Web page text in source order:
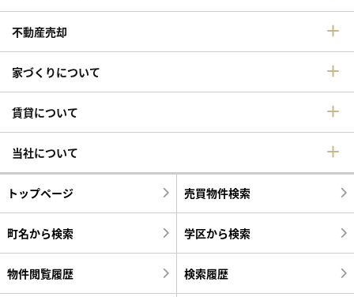
不動産売却
家づくりについて
賃貸について
当社について
トップページ 売買物件検索
町名から検索 学区から検索
物件閲覧履歴 検索履歴